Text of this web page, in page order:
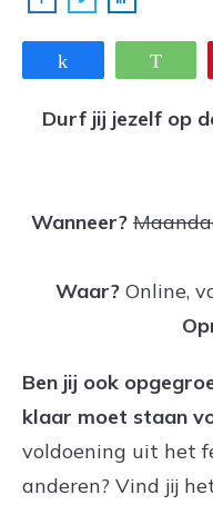
Durf jij jezelf op
Wanneer?
Waar? Online,
Ben jij ook
klaar moet staan
voldoening uit het
anderen? Vind jij